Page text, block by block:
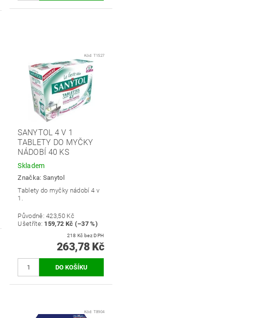
Kód: T1527
SANYTOL 4 V 1
TABLETY DO MYČKY
NÁDOBÍ 40 KS
Skladem
Značka: Sanytol
Tablety do myčky nádobí 4 v
1.
Původně:423,50 Kč
Ušetříte: 159,72 Kč (–37 %)
218 Kč bez DPH
263,78 Kč
Kód: T8904